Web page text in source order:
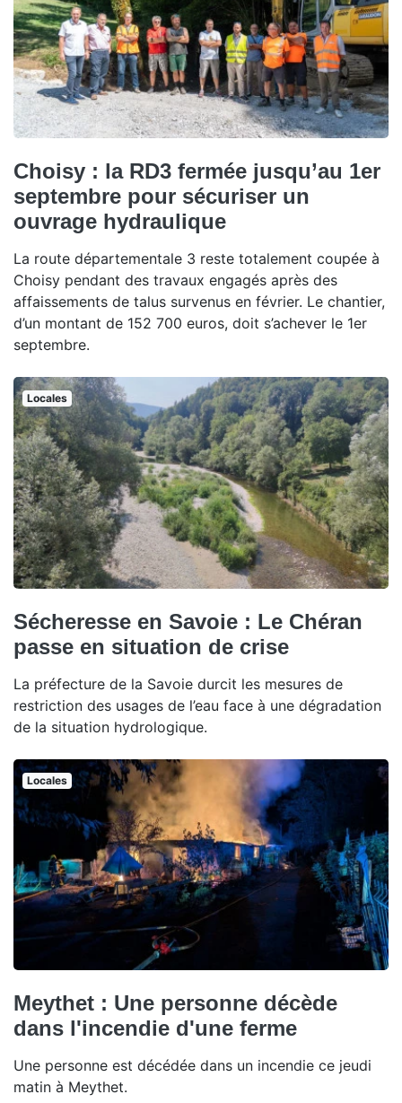
Choisy : la RD3 fermée jusqu’au 1er
septembre pour sécuriser un
ouvrage hydraulique
La route départementale 3 reste totalement coupée à
Choisy pendant des travaux engagés après des
affaissements de talus survenus en février. Le chantier,
d’un montant de 152 700 euros, doit s’achever le 1er
septembre.
Locales
Sécheresse en Savoie : Le Chéran
passe en situation de crise
La préfecture de la Savoie durcit les mesures de
restriction des usages de l’eau face à une dégradation
de la situation hydrologique.
Locales
Meythet : Une personne décède
dans l'incendie d'une ferme
Une personne est décédée dans un incendie ce jeudi
matin à Meythet.